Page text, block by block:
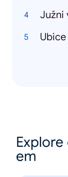
Južni
em